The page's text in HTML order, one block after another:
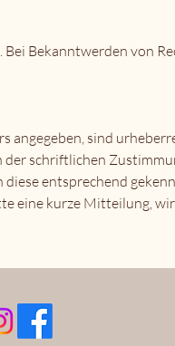
Bekanntwerden von
angegeben, sind
schriftlichen
entsprechend
eine kurze Mitteilung,